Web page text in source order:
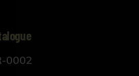
0002